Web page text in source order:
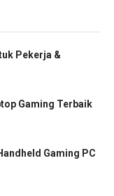
Pekerja &
Gaming Terbaik
Gaming PC